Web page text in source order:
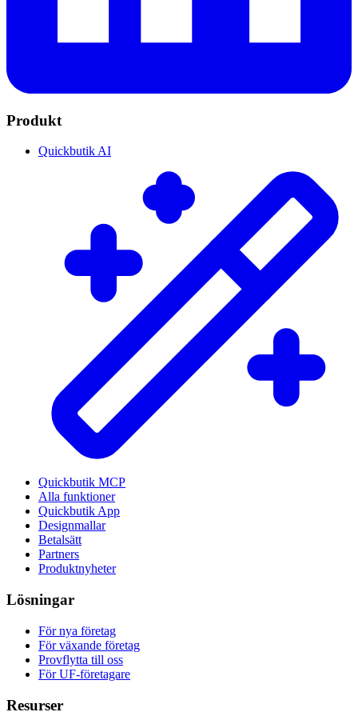
Produkt
Quickbutik AI
Quickbutik MCP
Alla funktioner
Quickbutik App
Designmallar
Betalsätt
Partners
Produktnyheter
Lösningar
För nya företag
För växande företag
Provflytta till oss
För UF-företagare
Resurser